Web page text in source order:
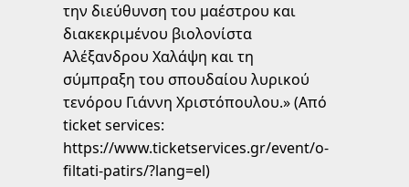
την διεύθυνση του μαέστρου και
διακεκριμένου βιολονίστα
Αλέξανδρου Χαλάψη και τη
σύμπραξη του σπουδαίου λυρικού
τενόρου Γιάννη Χριστόπουλου.» (Από
ticket services:
https://www.ticketservices.gr/event/o-
filtati-patirs/?lang=el)